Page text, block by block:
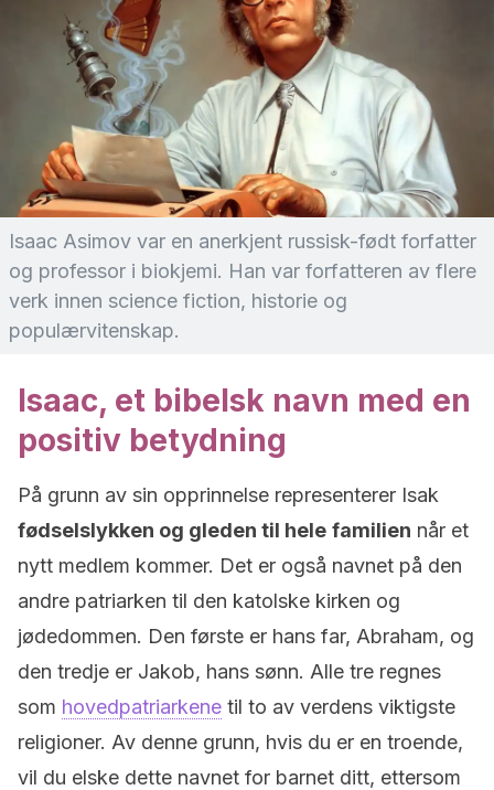
Isaac Asimov var en anerkjent russisk-født forfatter
og professor i biokjemi. Han var forfatteren av flere
verk innen science fiction, historie og
populærvitenskap.
Isaac, et bibelsk navn med en
positiv betydning
På grunn av sin opprinnelse representerer Isak
fødselslykken og gleden til hele familien når et
nytt medlem kommer. Det er også navnet på den
andre patriarken til den katolske kirken og
jødedommen. Den første er hans far, Abraham, og
den tredje er Jakob, hans sønn. Alle tre regnes
som hovedpatriarkene til to av verdens viktigste
religioner. Av denne grunn, hvis du er en troende,
vil du elske dette navnet for barnet ditt, ettersom